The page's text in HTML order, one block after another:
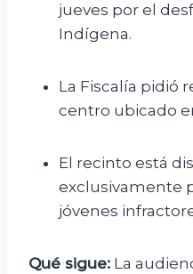
jueves por el
Indígena.
La Fiscalía pidió
centro ubicado
El recinto está
exclusivamente
jóvenes
Qué sigue: La